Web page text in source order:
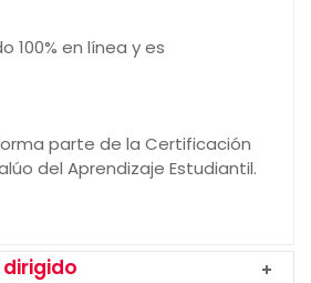
100% en línea y es
parte de la Certificación
del Aprendizaje Estudiantil.